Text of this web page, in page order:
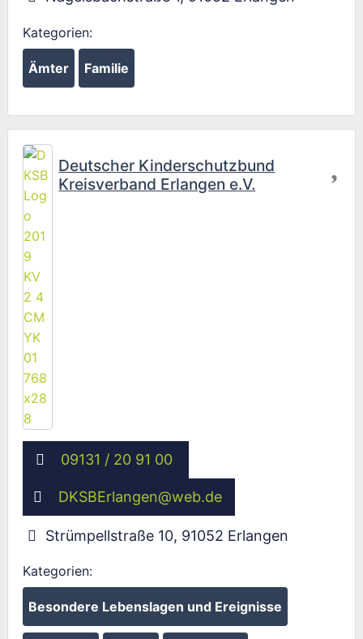
Kategorien:
Ämter Familie
Deutscher Kinderschutzbund
Kreisverband Erlangen e.V.
09131 / 20 91 00
DKSBErlangen@web.de
Strümpellstraße 10, 91052 Erlangen
Kategorien:
Besondere Lebenslagen und Ereignisse